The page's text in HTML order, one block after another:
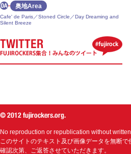
奥地Area
Cafe' de Paris／Stoned Circle／Day Dreaming and
Silent Breeze
No reproduction or republication without
このサイトのテキスト及び画像データを無断
確認次第、ご返答させていただきます。